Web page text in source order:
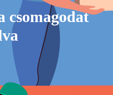
csomagodat